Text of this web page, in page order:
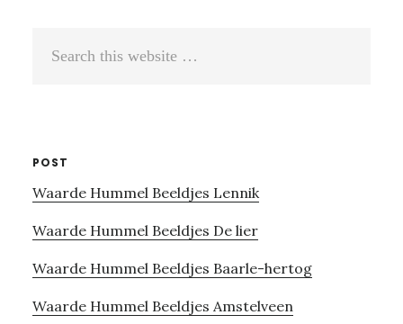
POST
Waarde Hummel Beeldjes Lennik
Waarde Hummel Beeldjes De lier
Waarde Hummel Beeldjes Baarle-hertog
Waarde Hummel Beeldjes Amstelveen